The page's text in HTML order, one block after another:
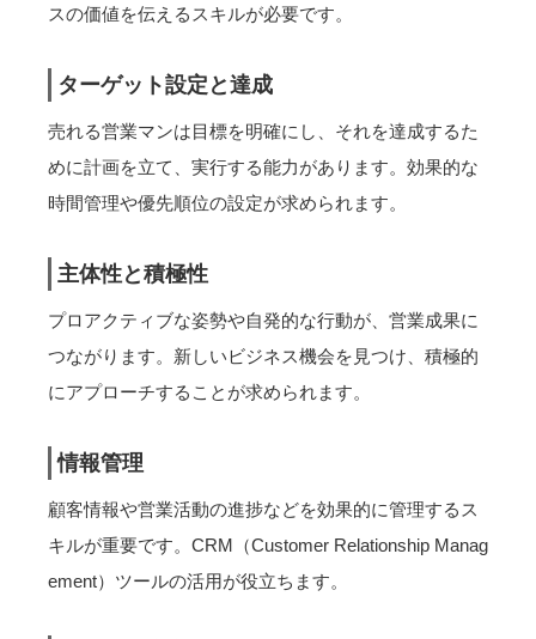
スの価値を伝えるスキルが必要です。
ターゲット設定と達成
売れる営業マンは目標を明確にし、それを達成するた
めに計画を立て、実行する能力があります。効果的な
時間管理や優先順位の設定が求められます。
主体性と積極性
プロアクティブな姿勢や自発的な行動が、営業成果に
つながります。新しいビジネス機会を見つけ、積極的
にアプローチすることが求められます。
情報管理
顧客情報や営業活動の進捗などを効果的に管理するス
キルが重要です。CRM（Customer Relationship Manag
ement）ツールの活用が役立ちます。